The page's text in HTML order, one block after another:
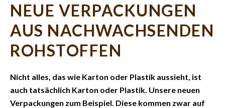
NEUE VERPACKUNGEN
AUS NACHWACHSENDEN
ROHSTOFFEN
Nicht alles, das wie Karton oder Plastik aussieht, ist
auch tatsächlich Karton oder Plastik. Unsere neuen
Verpackungen zum Beispiel. Diese kommen zwar auf